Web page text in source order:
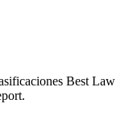
Best Law